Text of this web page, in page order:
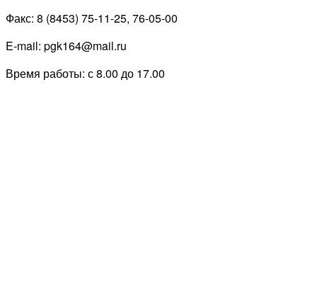
Факс: 8 (8453) 75-11-25, 76-05-00
E-mail: pgk164@mail.ru
Время работы: с 8.00 до 17.00